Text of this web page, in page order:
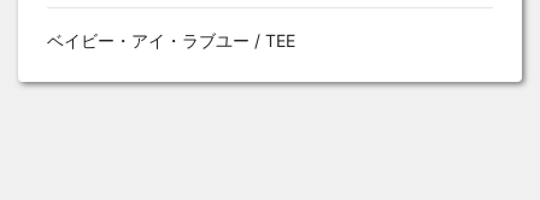
ベイビー・アイ・ラブユー / TEE